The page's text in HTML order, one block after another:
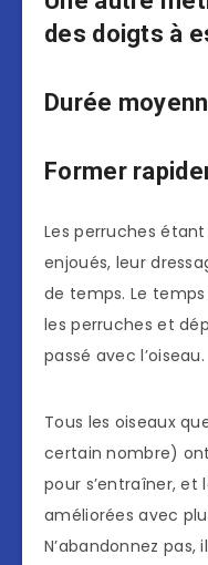
des doigts à
Durée
Former
Les perruches
enjoués, leur
de temps. Le
les perruches et
passé avec l’oiseau.
Tous les oiseaux
certain nombre)
pour s’entraîner,
améliorées avec
N’abandonnez pas,